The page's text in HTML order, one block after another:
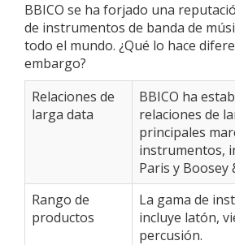
BBICO se ha forjado una
de instrumentos de banda de
todo el mundo. ¿Qué lo hace
embargo?
Relaciones de
larga data
BBICO ha
relaciones de
principales
instrumentos,
Paris y Boosey
Rango de
productos
La gama de
incluye latón,
percusión.